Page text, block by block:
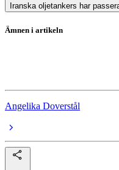
Iranska oljetankers har
Ämnen i artikeln
Angelika Doverstål